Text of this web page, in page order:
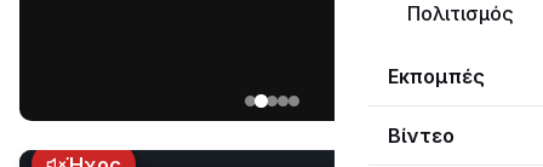
Πολιτισμός
Εκπομπές
Βίντεο
Ναυπάκτου